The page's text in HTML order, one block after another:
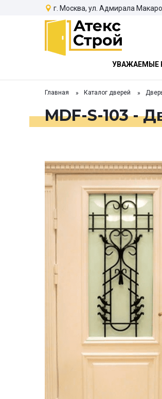
г. Москва, ул. Адмирала
УВАЖАЕМЫЕ
Главная Каталог дверей
MDF-S-103 -